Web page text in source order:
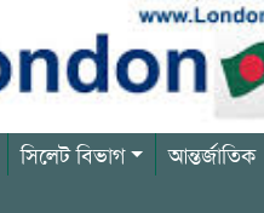
সিলেট বিভাগ আন্তর্জাতিক